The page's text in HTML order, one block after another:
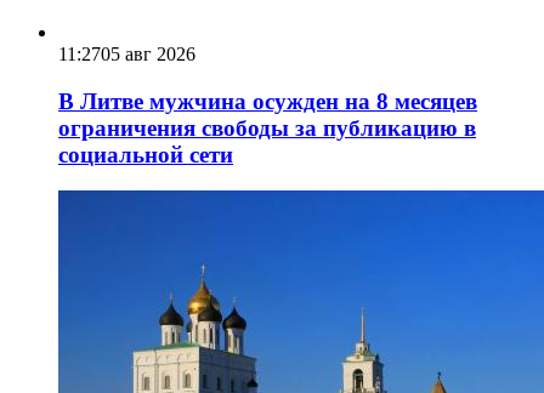
11:2705 авг 2026
В Литве мужчина осужден на 8 месяцев
ограничения свободы за публикацию в
социальной сети